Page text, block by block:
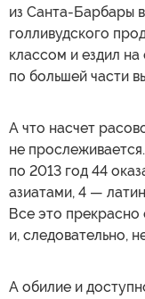
из Санта-Барбары
голливудского
классом и ездил
по большей части
А что насчет
не
по 2013 год 44
азиатами, 4 —
Все это
и, следовательно,
А обилие и